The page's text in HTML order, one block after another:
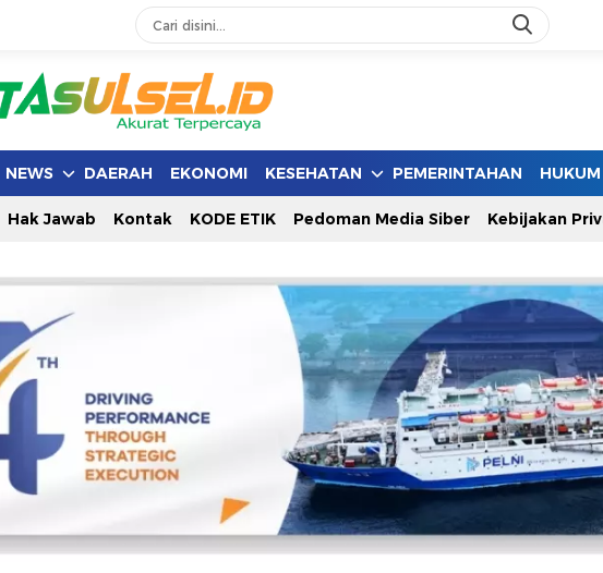
NEWS DAERAH EKONOMI KESEHATAN PEMERINTAHAN HUKUM
Hak Jawab Kontak KODE ETIK Pedoman Media Siber Kebijakan